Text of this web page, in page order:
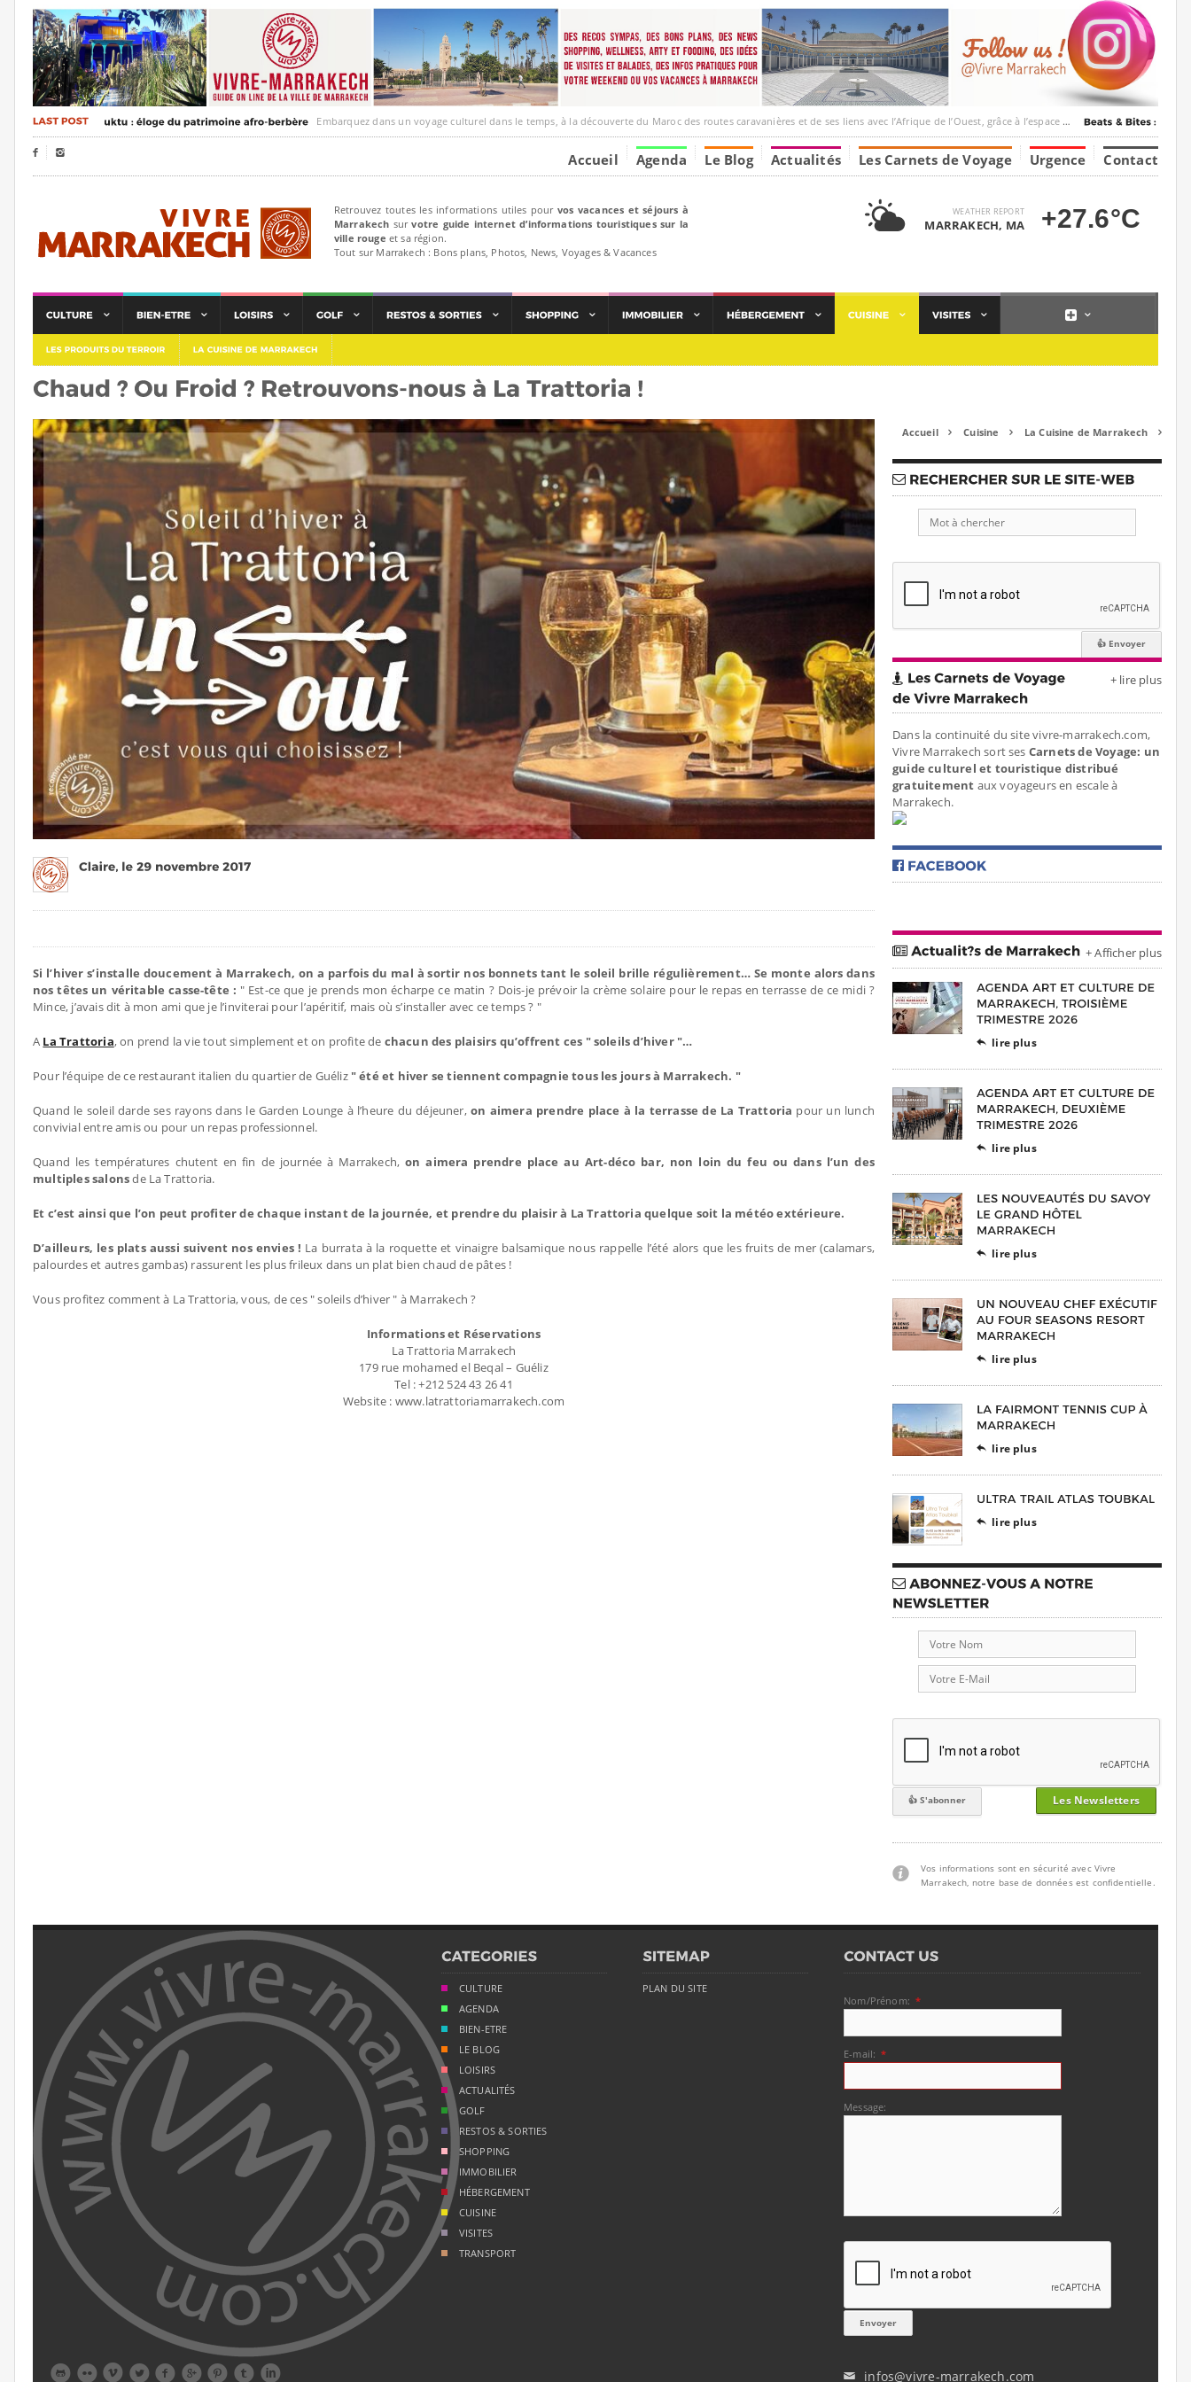
Embarquez dans un voyage culturel dans le temps, à la découverte du Maroc des routes caravanières et de ses liens avec l’Afrique de l’Ouest, grâce à l’espace Marrakesh-Tumbuktu.
  Accueil Agenda Le Blog Actualités Les Carnets de Voyage Urgence Contact
Retrouvez toutes les informations utiles pour vos vacances et séjours à
Marrakech survotre guide internet d’informations touristiques sur la
ville rouge et sa région.
Tout sur Marrakech : Bons plans, Photos, News, Voyages & Vacances
WEATHER REPORT
MARRAKECH, MA +27.6°C
Si l’hiver s’installe doucement à Marrakech, on a parfois du mal à sortir nos bonnets tant le soleil brille régulièrement…Se monte alors dans
nos têtes un véritable casse-tête : " Est-ce que je prends mon écharpe ce matin ? Dois-je prévoir la crème solaire pour le repas en terrasse de ce midi ?
Mince, j’avais dit à mon ami que je l’inviterai pour l’apéritif, mais où s’installer avec ce temps ? "
A La Trattoria, on prend la vie tout simplement et on profite de chacun des plaisirs qu’offrent ces " soleils d’hiver "…
Pour l’équipe de ce restaurant italien du quartier de Guéliz " été et hiver se tiennent compagnie tous les jours à Marrakech. "
Quand le soleil darde ses rayons dans le Garden Lounge à l’heure du déjeuner,on aimera prendre place à la terrasse de La Trattoria pour un lunch
convivial entre amis ou pour un repas professionnel.
Quand les températures chutent en fin de journée à Marrakech,on aimera prendre place au Art-déco bar, non loin du feu ou dans l’un des
multiples salonsde La Trattoria.
Et c’est ainsi que l’on peut profiter de chaque instant de la journée, et prendre du plaisir à La Trattoria quelque soit la météo extérieure.
D’ailleurs, les plats aussi suivent nos envies ! La burrata à la roquette et vinaigre balsamique nous rappelle l’été alors que les fruits de mer (calamars,
palourdes et autres gambas) rassurent les plus frileux dans un plat bien chaud de pâtes !
Vous profitez comment à La Trattoria, vous, de ces " soleils d’hiver " à Marrakech ?
Informations et Réservations
La Trattoria Marrakech
179 rue mohamed el Beqal – Guéliz
Tel : +212 524 43 26 41
Website : www.latrattoriamarrakech.com
Accueil  Cuisine  La Cuisine de Marrakech 
+ lire plus
Dans la continuité du site vivre-marrakech.com,
Vivre Marrakech sort ses Carnets de Voyage: un
guide culturel et touristique distribué
gratuitement aux voyageurs en escale à
Marrakech.
+ Afficher plus
 lire plus
 lire plus
 lire plus
 lire plus
 lire plus
 lire plus
Les Newsletters
Vos informations sont en sécurité avec Vivre
Marrakech, notre base de données est confidentielle.
        
CULTURE
AGENDA
BIEN-ETRE
LE BLOG
LOISIRS
ACTUALITÉS
GOLF
RESTOS & SORTIES
SHOPPING
IMMOBILIER
HÉBERGEMENT
CUISINE
VISITES
TRANSPORT
PLAN DU SITE
Nom/Prénom: *
E-mail: *
Message:
✉ infos@vivre-marrakech.com